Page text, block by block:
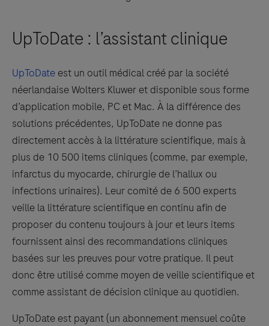
UpToDate : l’assistant clinique
UpToDate est un outil médical créé par la société
néerlandaise Wolters Kluwer et disponible sous forme
d’application mobile, PC et Mac. À la différence des
solutions précédentes, UpToDate ne donne pas
directement accès à la littérature scientifique, mais à
plus de 10 500 items cliniques (comme, par exemple,
infarctus du myocarde, chirurgie de l’hallux ou
infections urinaires). Leur comité de 6 500 experts
veille la littérature scientifique en continu afin de
proposer du contenu toujours à jour et leurs items
fournissent ainsi des recommandations cliniques
basées sur les preuves pour votre pratique. Il peut
donc être utilisé comme moyen de veille scientifique et
comme assistant de décision clinique au quotidien.
UpToDate est payant (un abonnement mensuel coûte